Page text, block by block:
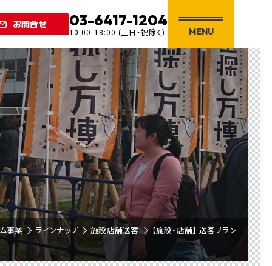
お問合せ 03-6417-1204
10:00-18:00 (土日・祝除く) MENU
事業 ラインナップ 施設店舗送客 【施設・店舗】 送客プラン